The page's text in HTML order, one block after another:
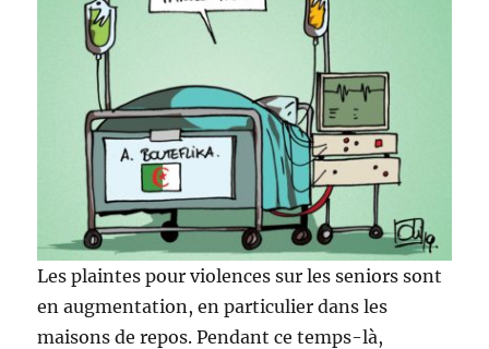
Les plaintes pour violences sur les seniors sont
en augmentation, en particulier dans les
maisons de repos. Pendant ce temps-là,